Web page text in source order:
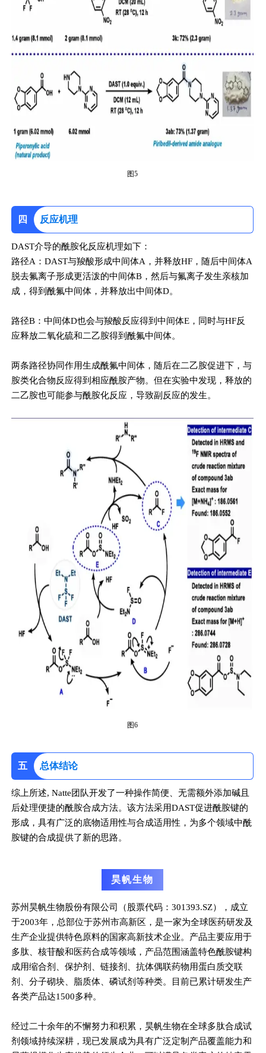
图5
四 反应机理
DAST介导的酰胺化反应机理如下：
路径A：DAST与羧酸形成中间体A，并释放HF，随后中间体A
脱去氟离子形成更活泼的中间体B，然后与氟离子发生亲核加
成，得到酰氟中间体，并释放出中间体D。
路径B：中间体D也会与羧酸反应得到中间体E，同时与HF反
应释放二氧化硫和二乙胺得到酰氟中间体。
两条路径协同作用生成酰氟中间体，随后在二乙胺促进下，与
胺类化合物反应得到相应酰胺产物。但在实验中发现，释放的
二乙胺也可能参与酰胺化反应，导致副反应的发生。
图6
五 总体结论
综上所述, Natte团队开发了一种操作简便、无需额外添加碱且
后处理便捷的酰胺合成方法。该方法采用DAST促进酰胺键的
形成，具有广泛的底物适用性与合成适用性，为多个领域中酰
胺键的合成提供了新的思路。
昊帆生物
苏州昊帆生物股份有限公司（股票代码：301393.SZ），成立
于2003年，总部位于苏州市高新区，是一家为全球医药研发及
生产企业提供特色原料的国家高新技术企业。产品主要应用于
多肽、核苷酸和医药合成等领域，产品范围涵盖特色酰胺键构
成用缩合剂、保护剂、链接剂、抗体偶联药物用蛋白质交联
剂、分子砌块、脂质体、磷试剂等种类。目前已累计研发生产
各类产品达1500多种。
经过二十余年的不懈努力和积累，昊帆生物在全球多肽合成试
剂领域持续深耕，现已发展成为具有广泛定制产品覆盖能力和